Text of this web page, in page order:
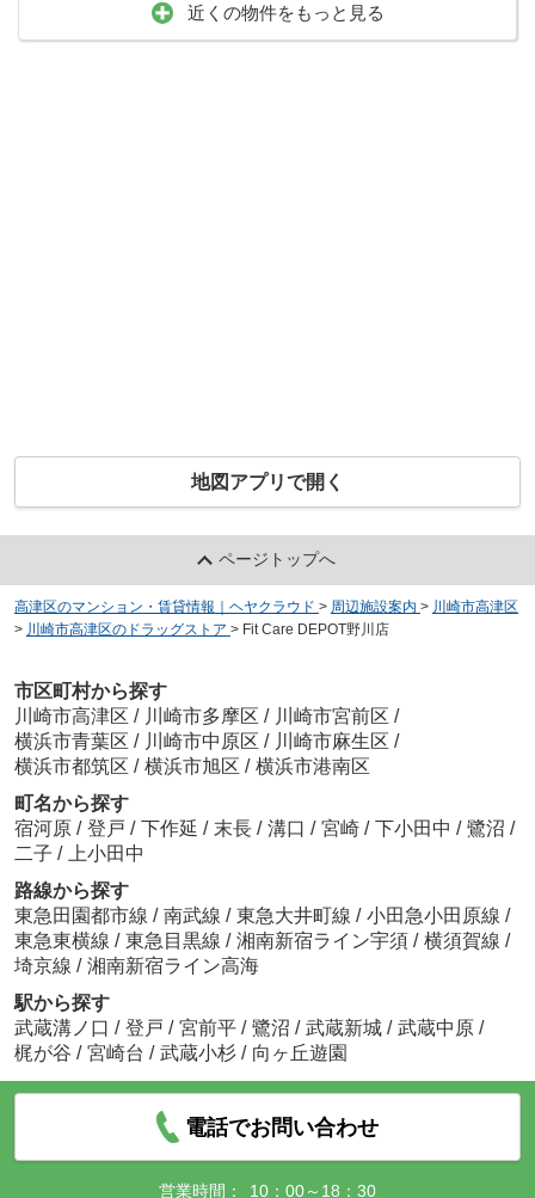
近くの物件をもっと見る
地図アプリで開く
ページトップへ
高津区のマンション・賃貸情報｜ヘヤクラウド > 周辺施設案内 > 川崎市高津区
> 川崎市高津区のドラッグストア > Fit Care DEPOT野川店
市区町村から探す
川崎市高津区 / 川崎市多摩区 / 川崎市宮前区 /
横浜市青葉区 / 川崎市中原区 / 川崎市麻生区 /
横浜市都筑区 / 横浜市旭区 / 横浜市港南区
町名から探す
宿河原 / 登戸 / 下作延 / 末長 / 溝口 / 宮崎 / 下小田中 / 鷺沼 /
二子 /
上小田中
路線から探す
東急田園都市線 / 南武線 / 東急大井町線 / 小田急小田原線 /
東急東横線 / 東急目黒線 / 湘南新宿ライン宇須 / 横須賀線 /
埼京線 / 湘南新宿ライン高海
駅から探す
武蔵溝ノ口 / 登戸 / 宮前平 / 鷺沼 / 武蔵新城 / 武蔵中原 /
梶が谷 / 宮崎台 / 武蔵小杉 / 向ヶ丘遊園
電話でお問い合わせ
営業時間： 10：00～18：30